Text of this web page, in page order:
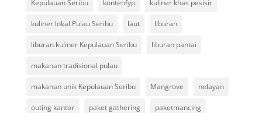
Kepulauan Seribu kontenfyp kuliner khas pesisir
kuliner lokal Pulau Seribu laut liburan
liburan kuliner Kepulauan Seribu liburan pantai
makanan tradisional pulau
makanan unik Kepulauan Seribu Mangrove nelayan
outing kantor paket gathering paketmancing